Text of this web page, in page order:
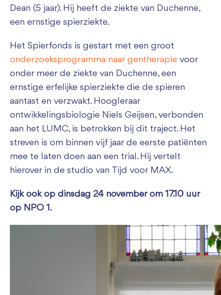
Dean (5 jaar). Hij heeft de ziekte van Duchenne,
een ernstige spierziekte.
Het Spierfonds is gestart met een groot
onderzoeksprogramma naar gentherapie voor
onder meer de ziekte van Duchenne, een
ernstige erfelijke spierziekte die de spieren
aantast en verzwakt. Hoogleraar
ontwikkelingsbiologie Niels Geijsen, verbonden
aan het LUMC, is betrokken bij dit traject. Het
streven is om binnen vijf jaar de eerste patiënten
mee te laten doen aan een trial. Hij vertelt
hierover in de studio van Tijd voor MAX.
Kijk ook op dinsdag 24 november om 17.10 uur
op NPO 1.